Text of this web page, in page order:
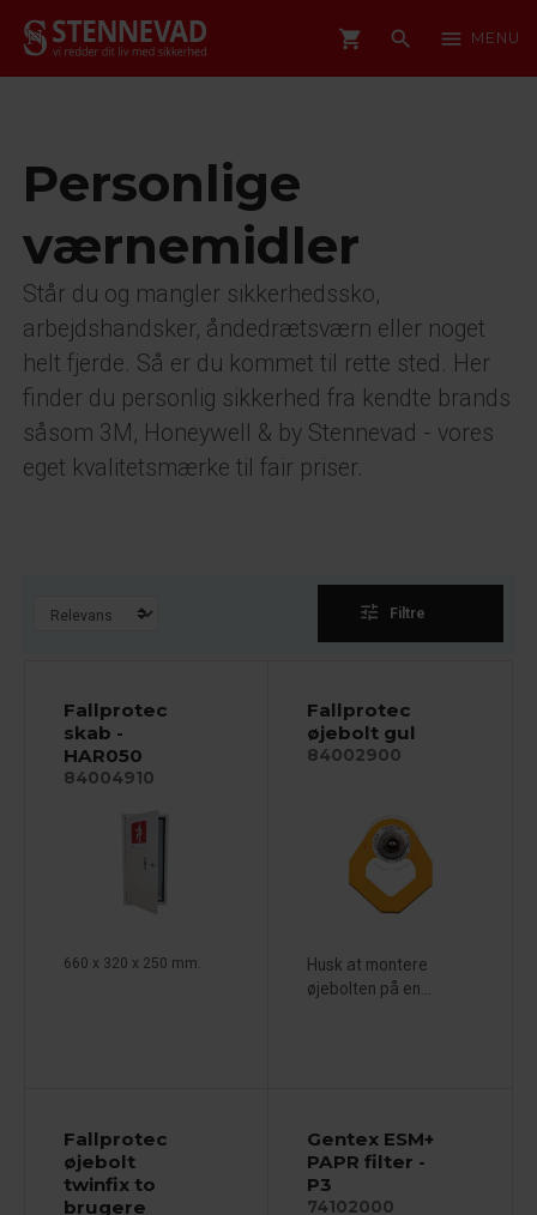
shopping_cart search menu MENU
Personlige
værnemidler
Står du og mangler sikkerhedssko,
arbejdshandsker, åndedrætsværn eller noget
helt fjerde. Så er du kommet til rette sted. Her
finder du personlig sikkerhed fra kendte brands
såsom 3M, Honeywell & by Stennevad - vores
eget kvalitetsmærke til fair priser.
tune Filtre
Fallprotec
skab -
HAR050
84004910
660 x 320 x 250 mm.
Fallprotec
øjebolt gul
84002900
Husk at montere
øjebolten på en...
Fallprotec
øjebolt
twinfix to
brugere
Gentex ESM+
PAPR filter -
P3
74102000